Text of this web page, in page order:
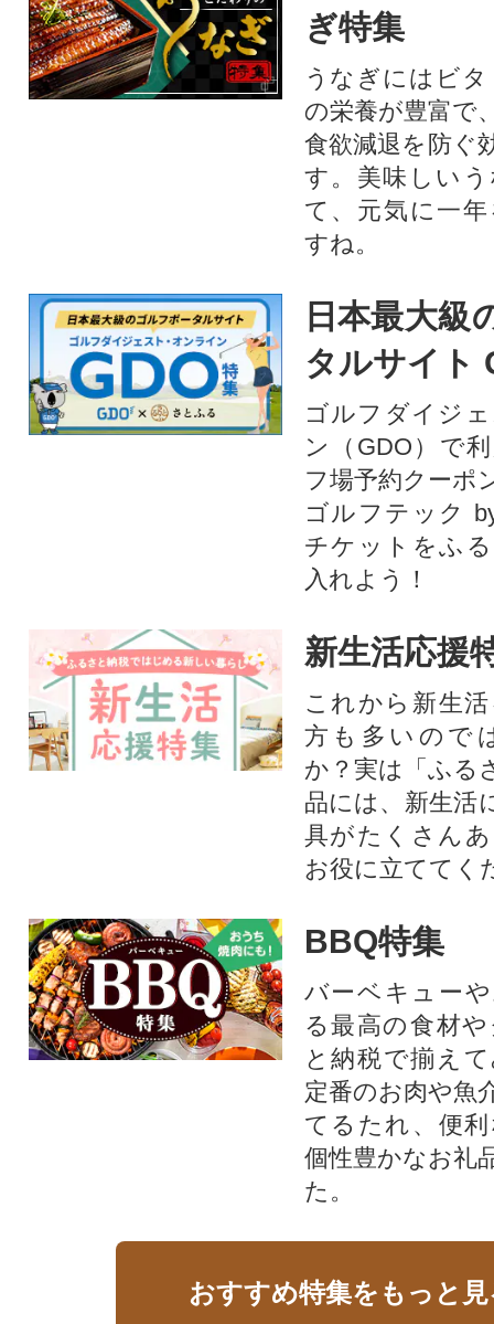
ぎ特集
うなぎにはビ
の栄養が豊富で
食欲減退を防ぐ
す。美味しい
て、元気に一
すね。
日本最大級
タルサイト
ゴルフダイジ
ン（GDO）で
フ場予約クーポ
ゴルフテック
チケットをふ
入れよう！
新生活応援
これから新生
方も多いので
か？実は「ふる
品には、新生活
具がたくさん
お役に立ててく
BBQ特集
バーベキュー
る最高の食材
と納税で揃え
定番のお肉や魚
てるたれ、便
個性豊かなお礼
た。
おすすめ特集をもっと